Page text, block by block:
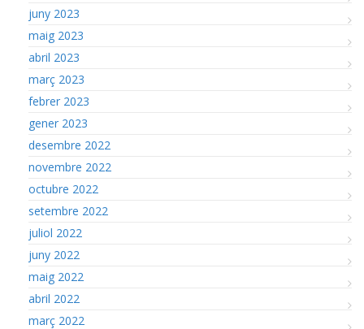
juny 2023
maig 2023
abril 2023
març 2023
febrer 2023
gener 2023
desembre 2022
novembre 2022
octubre 2022
setembre 2022
juliol 2022
juny 2022
maig 2022
abril 2022
març 2022